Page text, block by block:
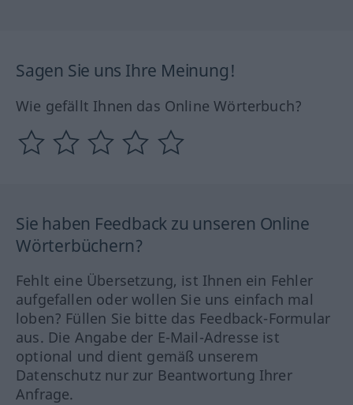
Sagen Sie uns Ihre Meinung!
Wie gefällt Ihnen das Online Wörterbuch?
Sie haben Feedback zu unseren Online
Wörterbüchern?
Fehlt eine Übersetzung, ist Ihnen ein Fehler
aufgefallen oder wollen Sie uns einfach mal
loben? Füllen Sie bitte das Feedback-Formular
aus. Die Angabe der E-Mail-Adresse ist
optional und dient gemäß unserem
Datenschutz nur zur Beantwortung Ihrer
Anfrage.